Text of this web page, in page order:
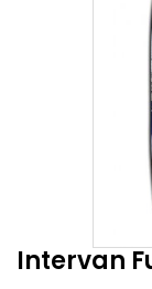
Intervan